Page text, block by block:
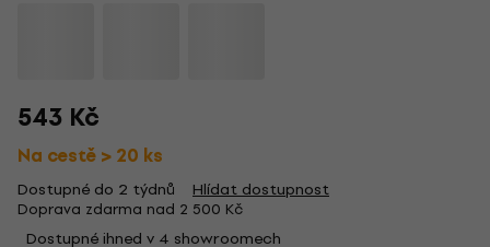
543 Kč
Na cestě > 20 ks
Dostupné do 2 týdnů Hlídat dostupnost
Doprava zdarma nad 2 500 Kč
Dostupné ihned v 4 showroomech